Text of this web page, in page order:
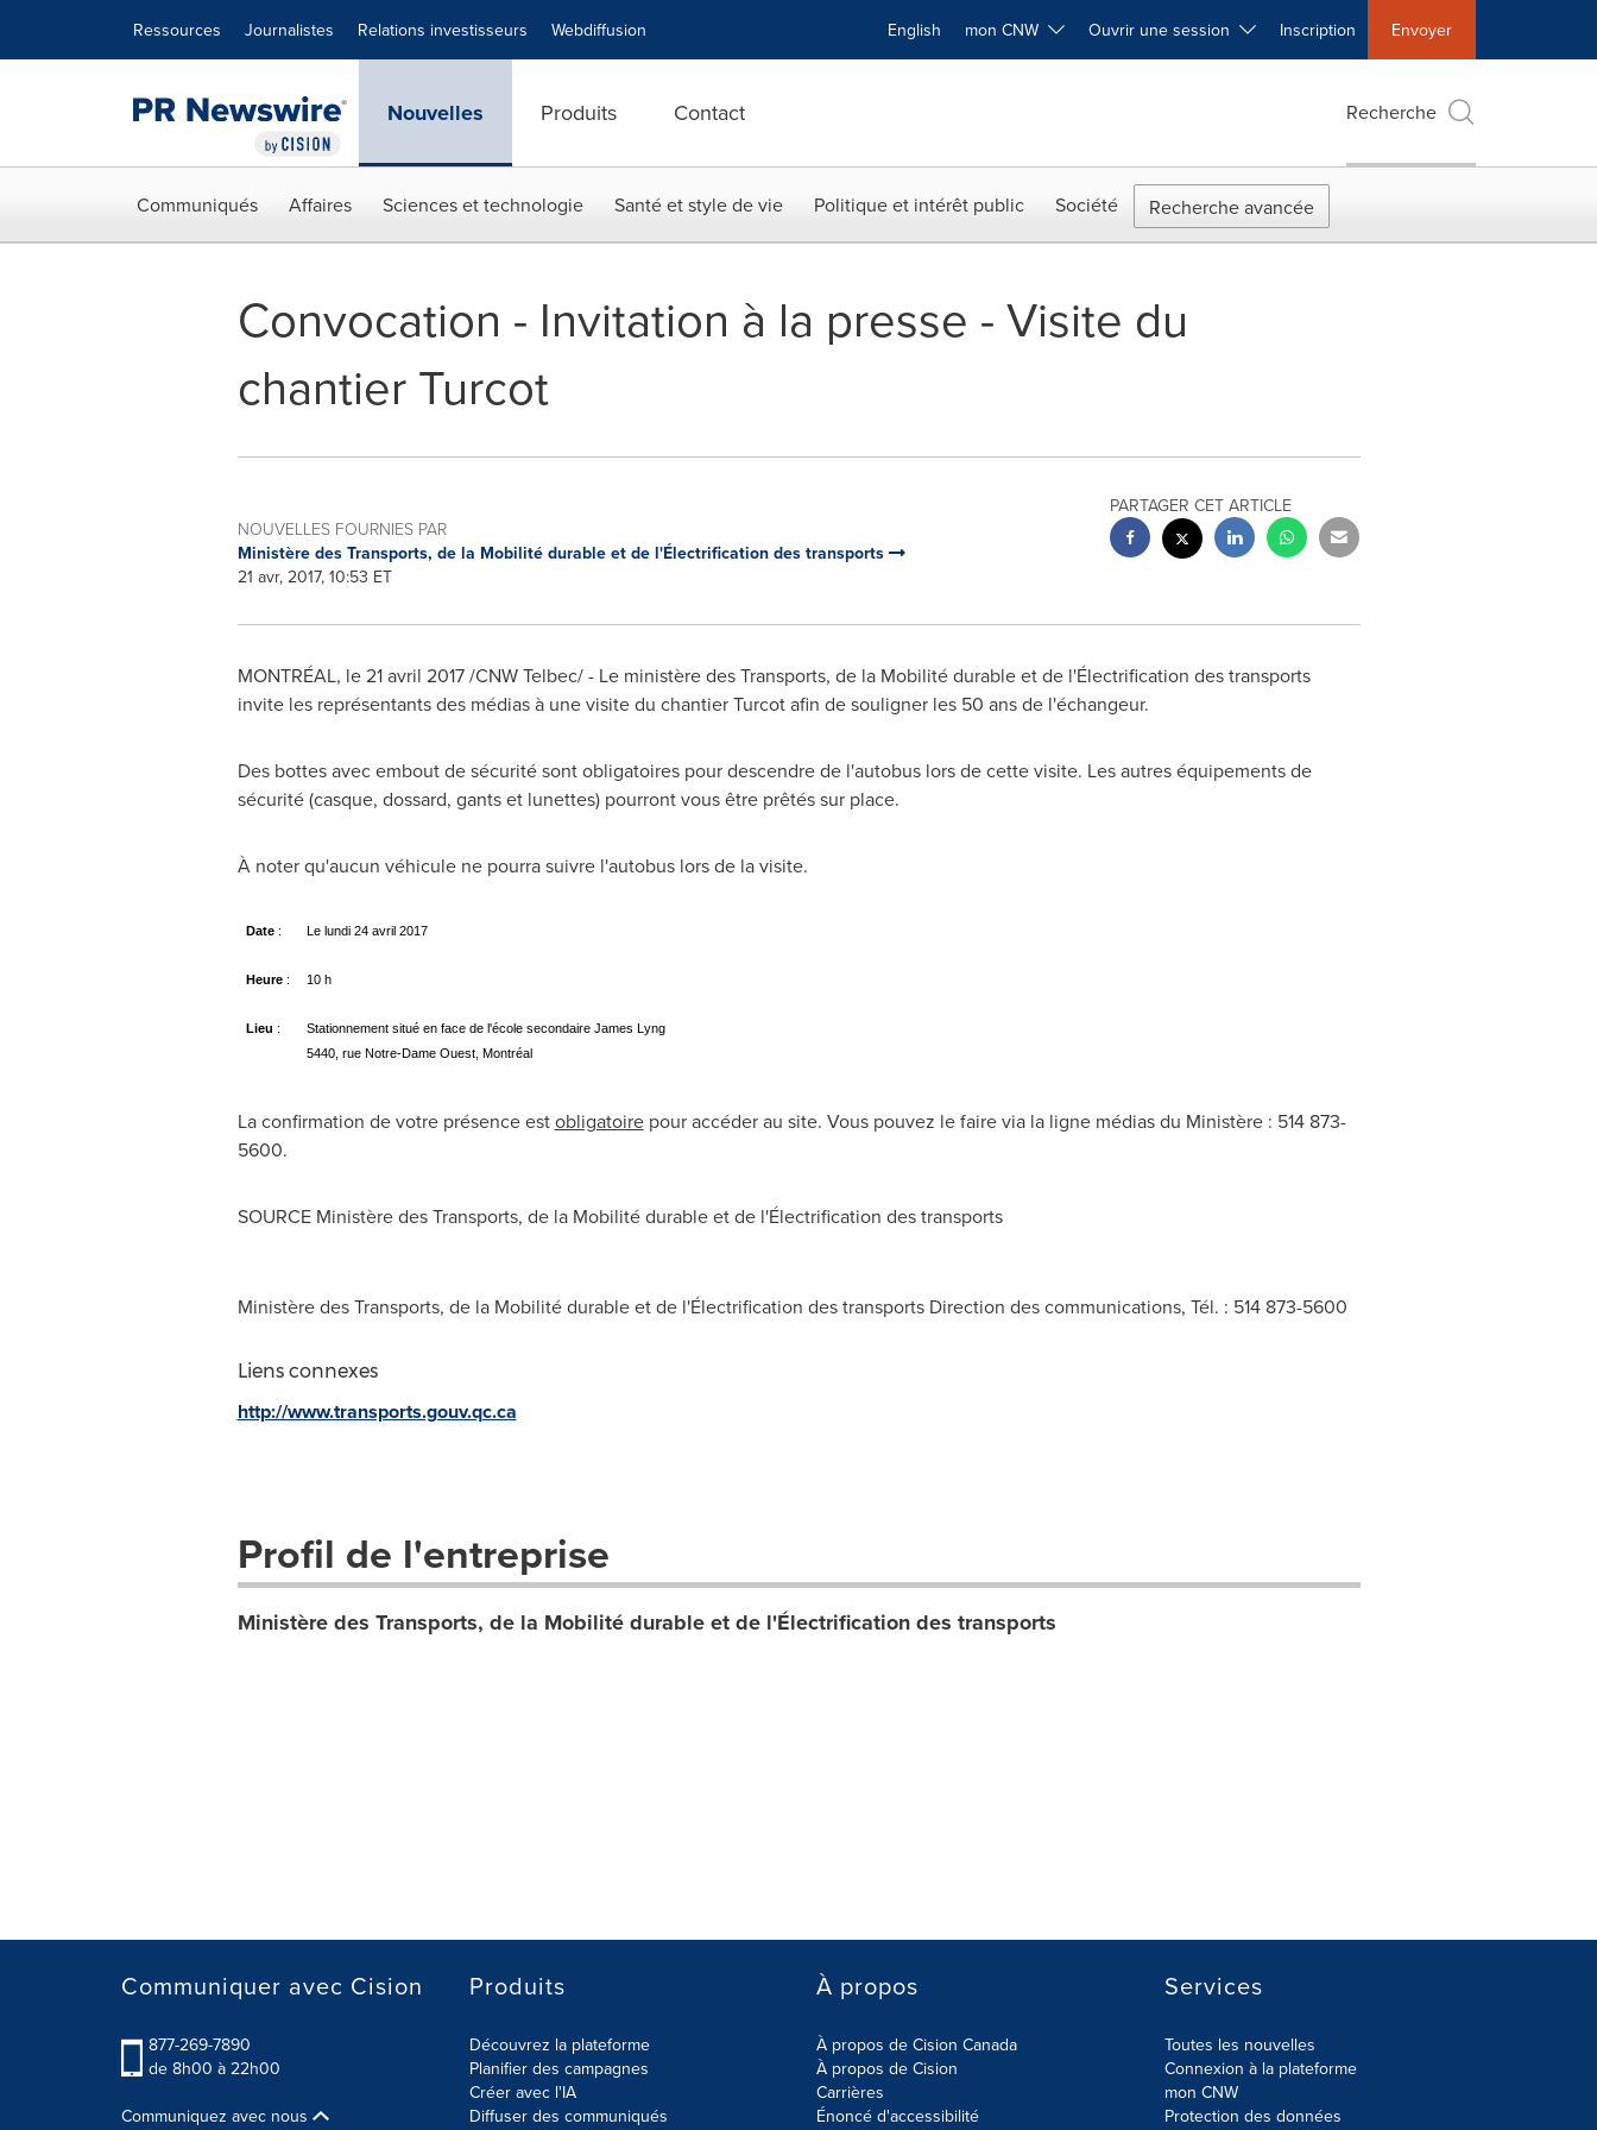
Ressources Journalistes Relations investisseurs Webdiffusion English mon CNW Ouvrir une session Inscription Envoyer
Nouvelles Produits Contact Recherche
Communiqués Affaires Sciences et technologie Santé et style de vie Politique et intérêt public Société Recherche avancée
Convocation - Invitation à la presse - Visite du
chantier Turcot
NOUVELLES FOURNIES PAR
Ministère des Transports, de la Mobilité durable et de l'Électrification des transports
21 avr, 2017, 10:53 ET
PARTAGER CET ARTICLE
MONTRÉAL, le 21 avril 2017 /CNW Telbec/ - Le ministère des Transports, de la Mobilité durable et de l'Électrification des transports
invite les représentants des médias à une visite du chantier Turcot afin de souligner les 50 ans de l'échangeur.
Des bottes avec embout de sécurité sont obligatoires pour descendre de l'autobus lors de cette visite. Les autres équipements de
sécurité (casque, dossard, gants et lunettes) pourront vous être prêtés sur place.
À noter qu'aucun véhicule ne pourra suivre l'autobus lors de la visite.
Date: Le lundi 24 avril 2017
Heure: 10 h
Lieu :
Stationnement situé en face de l'école secondaire James Lyng
5440, rue Notre-Dame Ouest, Montréal
La confirmation de votre présence estobligatoirepour accéder au site. Vous pouvez le faire via la ligne médias du Ministère : 514 873-
5600.
SOURCE Ministère des Transports, de la Mobilité durable et de l'Électrification des transports
Ministère des Transports, de la Mobilité durable et de l'Électrification des transports Direction des communications, Tél. : 514 873-5600
Liens connexes
http://www.transports.gouv.qc.ca
Profil de l'entreprise
Ministère des Transports, de la Mobilité durable et de l'Électrification des transports
Communiquer avec Cision
877-269-7890
de 8h00 à 22h00
Communiquez avec nous
Produits
Découvrez la plateforme
Planifier des campagnes
Créer avec l'IA
Diffuser des communiqués
À propos
À propos de Cision Canada
À propos de Cision
Carrières
Énoncé d'accessibilité
Services
Toutes les nouvelles
Connexion à la plateforme
mon CNW
Protection des données